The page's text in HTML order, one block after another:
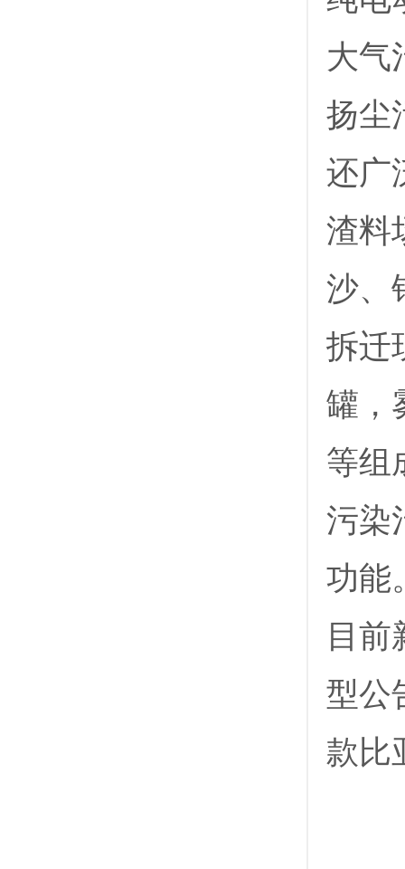
大气
扬尘
还广
渣料
沙、
拆迁
罐，
等组
污染
功能
目
型公
款比